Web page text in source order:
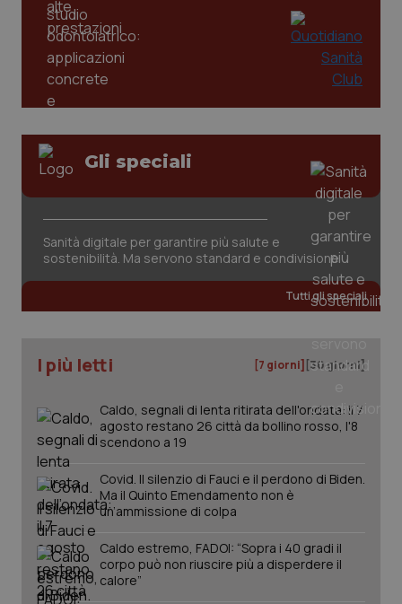
Gli speciali
Sanità digitale per garantire più salute e
sostenibilità. Ma servono standard e condivisione
Tutti gli speciali
I più letti [7 giorni] [30 giorni]
Caldo, segnali di lenta ritirata dell'ondata: il 7
agosto restano 26 città da bollino rosso, l'8
scendono a 19
Covid. Il silenzio di Fauci e il perdono di Biden.
Ma il Quinto Emendamento non è
un’ammissione di colpa
Caldo estremo, FADOI: “Sopra i 40 gradi il
corpo può non riuscire più a disperdere il
calore”
CookieScriptConsent
www.quotidianosanita.it
tracking-enable
tracking-sites-ironfish-
session-id
www.quotidianosanita.it